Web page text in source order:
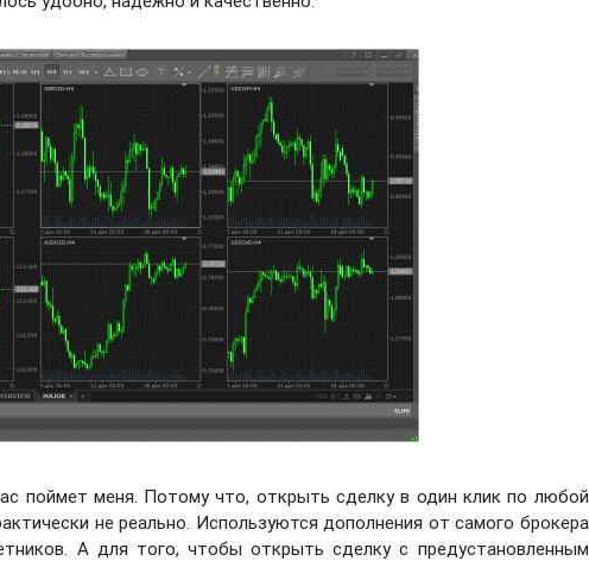
поймет меня. Потому что, открыть сделку в один клик по любой
не реально. Используются дополнения от самого брокера
А для того, чтобы открыть сделку с предустановленным